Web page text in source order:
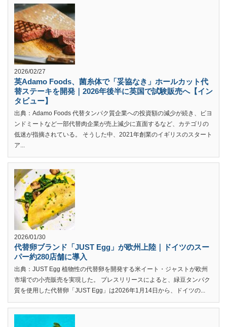
2026/02/27
英Adamo Foods、菌糸体で「妥協なき」ホールカット代
替ステーキを開発｜2026年後半に英国で試験販売へ【イン
タビュー】
出典：Adamo Foods 代替タンパク質企業への投資額の減少が続き、ビヨ
ンドミートなど一部代替肉企業が売上減少に直面するなど、カテゴリの
低迷が指摘されている。 そうした中、2021年創業のイギリスのスタート
ア...
2026/01/30
代替卵ブランド「JUST Egg」が欧州上陸｜ドイツのスー
パー約280店舗に導入
出典：JUST Egg 植物性の代替卵を開発する米イート・ジャストが欧州
市場での小売販売を実現した。 プレスリリースによると、緑豆タンパク
質を使用した代替卵「JUST Egg」は2026年1月14日から、ドイツの...